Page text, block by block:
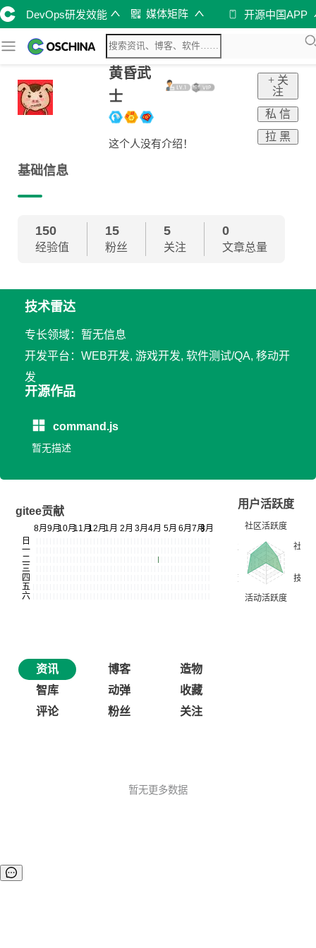
DevOps研发效能 媒体矩阵 开源中国APP
黄昏武
士
这个人没有介绍！
+ 关
注
私 信
拉 黑
基础信息
150
经验值
15
粉丝
5
关注
0
文章总量
技术雷达
专长领域：暂无信息
开发平台：WEB开发, 游戏开发, 软件测试/QA, 移动开
发
开源作品
command.js
暂无描述
gitee贡献
用户活跃度
资讯 博客
造物
智库
动弹
收藏
评论
粉丝 关注
暂无更多数据